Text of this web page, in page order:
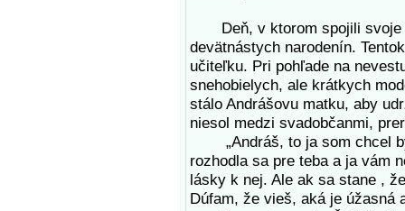
Deň, v ktorom spojili svoje
devätnástych narodenín.
učiteľku. Pri pohľade na
snehobielych, ale krátkych
stálo Andrášovu matku, aby
niesol medzi svadobčanmi,
„Andráš, to ja som chcel
rozhodla sa pre teba a ja vám
lásky k nej. Ale ak sa stane ,
Dúfam, že vieš, aká je úžasná